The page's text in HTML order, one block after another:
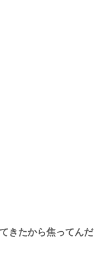
きたから焦ってんだ